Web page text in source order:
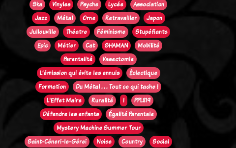
Ska
Vinyles Psyche Lycée
Association
Jazz
Métal Orne Retravailler
Japon
Jullouville
Théatre Féminisme
Stupéfiants
Epic
Métier Cat SHAMAN
Mobilité
Parentalité
Vasectomie
L’émission qui évite les ennuis
Éclectique
Formation
Du Métal . . . Tout ce qui tache !
L'Effet Maire
Ruralité !
PPL819
Défendre les enfants
Égalité Parentale
Mystery Machine Summer Tour
Saint-Céneri-le-Gérei
Noise Country
Social